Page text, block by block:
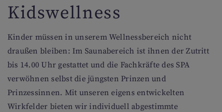
Kidswellness
Kinder müssen in unserem Wellnessbereich nicht
draußen bleiben: Im Saunabereich ist ihnen der Zutritt
bis 14.00 Uhr gestattet und die Fachkräfte des SPA
verwöhnen selbst die jüngsten Prinzen und
Prinzessinnen. Mit unseren eigens entwickelten
Wirkfelder bieten wir individuell abgestimmte